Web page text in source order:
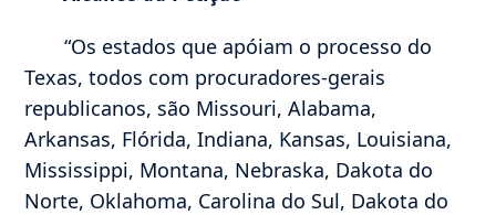
“Os estados que apóiam o processo do
Texas, todos com procuradores-gerais
republicanos, são Missouri, Alabama,
Arkansas, Flórida, Indiana, Kansas, Louisiana,
Mississippi, Montana, Nebraska, Dakota do
Norte, Oklahoma, Carolina do Sul, Dakota do